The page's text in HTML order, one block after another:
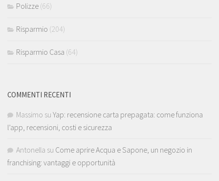
Polizze (66)
Risparmio (204)
Risparmio Casa (64)
COMMENTI RECENTI
Massimo su Yap: recensione carta prepagata: come funziona
l’app, recensioni, costi e sicurezza
Antonella su Come aprire Acqua e Sapone, un negozio in
franchising: vantaggi e opportunità